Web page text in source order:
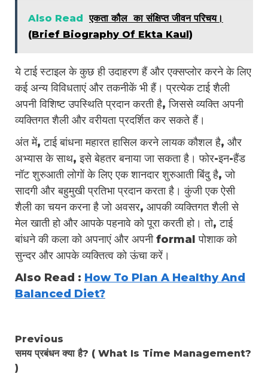
Also Read एकता कौल का संक्षिप्त जीवन परिचय।
(Brief Biography Of Ekta Kaul)
ये टाई स्टाइल के कुछ ही उदाहरण हैं और एक्सप्लोर करने के लिए
कई अन्य विविधताएं और तकनीकें भी हैं। प्रत्येक टाई शैली
अपनी विशिष्ट उपस्थिति प्रदान करती है, जिससे व्यक्ति अपनी
व्यक्तिगत शैली और वरीयता प्रदर्शित कर सकते हैं।
अंत में, टाई बांधना महारत हासिल करने लायक कौशल है, और
अभ्यास के साथ, इसे बेहतर बनाया जा सकता है। फोर-इन-हैंड
नॉट शुरुआती लोगों के लिए एक शानदार शुरुआती बिंदु है, जो
सादगी और बहुमुखी प्रतिभा प्रदान करता है। कुंजी एक ऐसी
शैली का चयन करना है जो अवसर, आपकी व्यक्तिगत शैली से
मेल खाती हो और आपके पहनावे को पूरा करती हो। तो, टाई
बांधने की कला को अपनाएं और अपनी formal पोशाक को
सुन्दर और आपके व्यक्तित्व को ऊंचा करें।
Also Read : How To Plan A Healthy And
Balanced Diet?
Continue
Reading
Previous
समय प्रबंधन क्या है? ( What Is Time Management?
)